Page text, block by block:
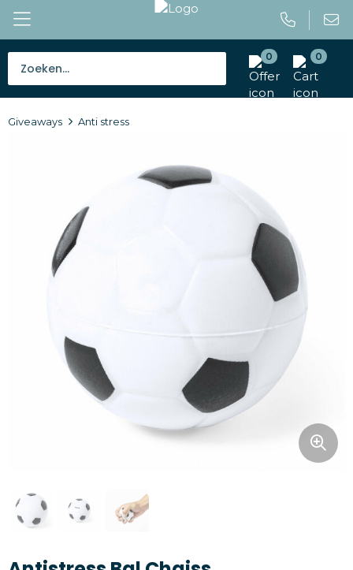
0 0
Tassen
Drinkwaren
Paraplu's
Gereedschap en veiligheid
Snoepgoed
Kantoorartikelen
Gadgets
Textiel
Giveaways Anti stress